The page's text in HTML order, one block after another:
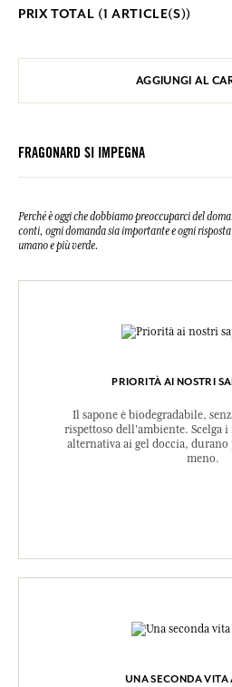
PRIX TOTAL (1 ARTICLE(S))
AGGIUNGI AL
FRAGONARD SI IMPEGNA
Perché è oggi che dobbiamo preoccuparci del
conti, ogni domanda sia importante e ogni
umano e più verde.
PRIORITÀ AI NOSTRI
Il sapone è biodegradabile,
rispettoso dell'ambiente. Scelga
alternativa ai gel doccia, durano
meno.
UNA SECONDA VITA